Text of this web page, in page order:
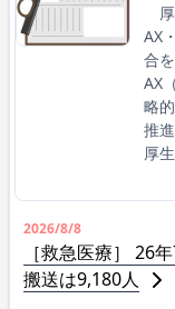
厚
AX
合
AX
略
推
厚
2026/8/8
［救急医療］ 26
搬送は9,180人